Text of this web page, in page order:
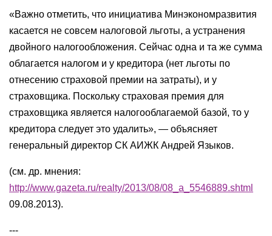
«Важно отметить, что инициатива Минэкономразвития
касается не совсем налоговой льготы, а устранения
двойного налогообложения. Сейчас одна и та же сумма
облагается налогом и у кредитора (нет льготы по
отнесению страховой премии на затраты), и у
страховщика. Поскольку страховая премия для
страховщика является налогооблагаемой базой, то у
кредитора следует это удалить», — объясняет
генеральный директор СК АИЖК Андрей Языков.
(см. др. мнения:
http://www.gazeta.ru/realty/2013/08/08_a_5546889.shtml
09.08.2013).
---